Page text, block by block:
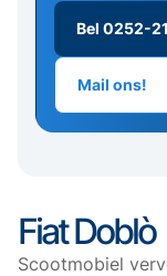
Bel 0252-
Mail ons!
Fiat Doblò
Scootmobiel